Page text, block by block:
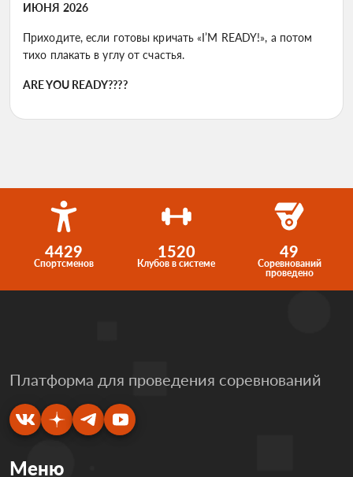
ИЮНЯ 2026
Приходите, если готовы кричать «I’M READY!», а потом
тихо плакать в углу от счастья.
ARE YOU READY????
4429
Спортсменов
1520
Клубов в системе
49
Соревнований
проведено
Платформа для проведения соревнований
Меню